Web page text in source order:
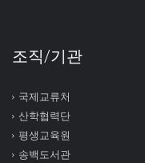
조직/기관
국제교류처
산학협력단
평생교육원
송백도서관